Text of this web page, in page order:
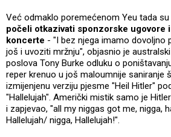
Već odmaklo poremećenom Yeu tada
počeli otkazivati sponzorske ugovore
koncerte - "I bez njega imamo dovoljno
još i uvoziti mržnju", objasnio je
poslova Tony Burke odluku o
reper krenuo u još maloumnije saniranje
izmijenjenu verziju pjesme "Heil Hitler"
"Hallelujah". Američki mistik samo je
i zapjevao, "all my niggas got me, nigga,
Hallelujah/ nigga, Hallelujah!".